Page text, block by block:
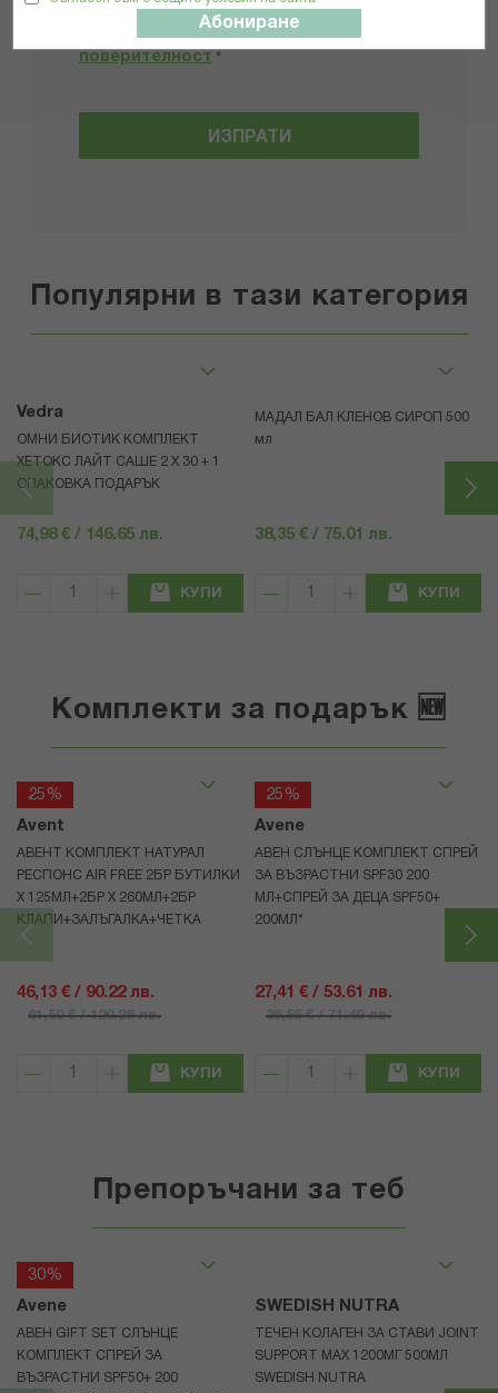
Абониране
Прочетох и се съгласявам с
Общите условия и политиката за
поверителност *
ИЗПРАТИ
Популярни в тази категория
Vedra
ОМНИ БИОТИК КОМПЛЕКТ
ХЕТОКС ЛАЙТ САШЕ 2 X 30 + 1
ОПАКОВКА ПОДАРЪК
74,98 € / 146.65 лв.
КУПИ
МАДАЛ БАЛ КЛЕНОВ СИРОП 500
мл
38,35 € / 75.01 лв.
КУПИ
Комплекти за подарък 🆕
25%
Avent
АВЕНТ КОМПЛЕКТ НАТУРАЛ
РЕСПОНС AIR FREE 2БР БУТИЛКИ
Х 125МЛ+2БР Х 260МЛ+2БР
КЛАПИ+ЗАЛЪГАЛКА+ЧЕТКА
46,13 € / 90.22 лв.
61,50 € / 120.28 лв.
КУПИ
25%
Avene
АВЕН СЛЪНЦЕ КОМПЛЕКТ СПРЕЙ
ЗА ВЪЗРАСТНИ SPF30 200
МЛ+СПРЕЙ ЗА ДЕЦА SPF50+
200МЛ*
27,41 € / 53.61 лв.
36,55 € / 71.49 лв.
КУПИ
Препоръчани за теб
30%
Avene
АВЕН GIFT SET СЛЪНЦЕ
КОМПЛЕКТ СПРЕЙ ЗА
ВЪЗРАСТНИ SPF50+ 200
SWEDISH NUTRA
ТЕЧЕН КОЛАГЕН ЗА СТАВИ JOINT
SUPPORT MAX 1200МГ 500МЛ
SWEDISH NUTRA